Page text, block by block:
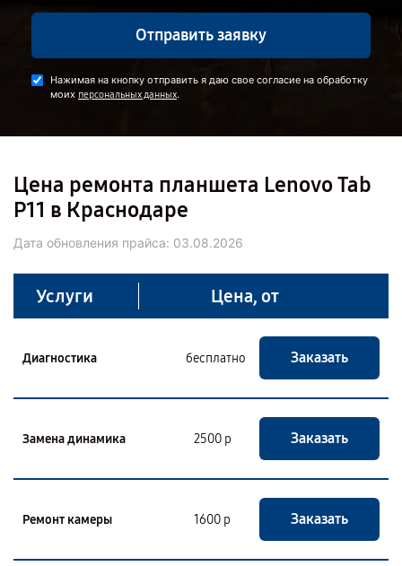
Отправить заявку
Нажимая на кнопку отправить я даю свое согласие на обработку
моих персональных данных.
Цена ремонта планшета Lenovo Tab
P11 в Краснодаре
Дата обновления прайса: 03.08.2026
Услуги Цена, от
Диагностика бесплатно Заказать
Замена динамика 2500 р Заказать
Ремонт камеры 1600 р Заказать